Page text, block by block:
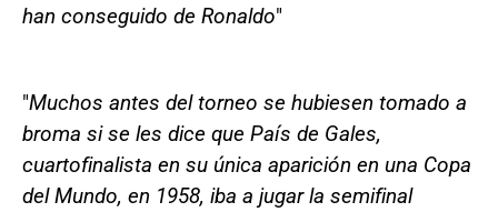
han conseguido de Ronaldo"
"Muchos antes del torneo se hubiesen tomado a
broma si se les dice que País de Gales,
cuartofinalista en su única aparición en una Copa
del Mundo, en 1958, iba a jugar la semifinal